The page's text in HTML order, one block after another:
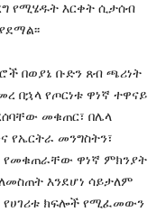
የሚሄዱት እርቀት ሲታሰብ
በወያኔ ቡድን ጸብ ጫሪነት
በኋላ የጦርነቱ ዋነኛ ተዋናይ
መቁጠር፣ በሌላ
የኤርትራ መንግስትን፣
የመቁጠራቸው ዋነኛ ምክንያት
ለመስጠት እንደሆነ ሳይታለም
የሀገሪቱ ክፍሎች የሚፈመውን